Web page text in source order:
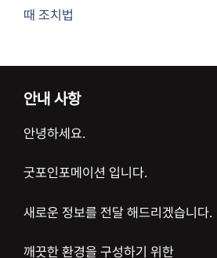
때 조치법
안내 사항
안녕하세요.
굿포인포메이션 입니다.
새로운 정보를 전달 해드리겠습니다.
깨끗한 환경을 구성하기 위한